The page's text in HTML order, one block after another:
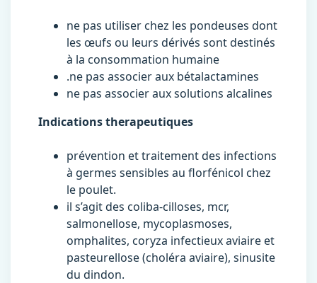
ne pas utiliser chez les pondeuses dont
les œufs ou leurs dérivés sont destinés
à la consommation humaine
.ne pas associer aux bétalactamines
ne pas associer aux solutions alcalines
Indications therapeutiques
prévention et traitement des infections
à germes sensibles au florfénicol chez
le poulet.
il s’agit des coliba-cilloses, mcr,
salmonellose, mycoplasmoses,
omphalites, coryza infectieux aviaire et
pasteurellose (choléra aviaire), sinusite
du dindon.